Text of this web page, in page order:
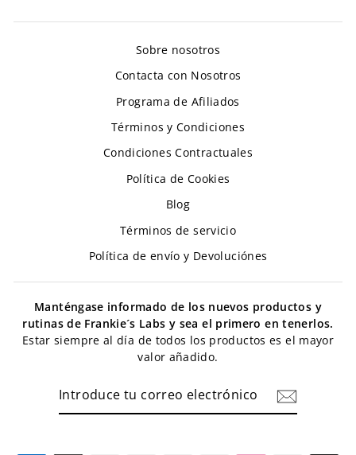
Sobre nosotros
Contacta con Nosotros
Programa de Afiliados
Términos y Condiciones
Condiciones Contractuales
Política de Cookies
Blog
Términos de servicio
Política de envío y Devoluciónes
Manténgase informado de los nuevos productos y
rutinas de Frankie´s Labs y sea el primero en tenerlos.
Estar siempre al día de todos los productos es el mayor
valor añadido.
CORREO